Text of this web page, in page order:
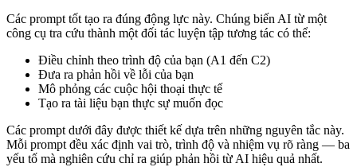
Các prompt tốt tạo ra đúng động lực này. Chúng biến AI từ một
công cụ tra cứu thành một đối tác luyện tập tương tác có thể:
Điều chỉnh theo trình độ của bạn (A1 đến C2)
Đưa ra phản hồi về lỗi của bạn
Mô phỏng các cuộc hội thoại thực tế
Tạo ra tài liệu bạn thực sự muốn đọc
Các prompt dưới đây được thiết kế dựa trên những nguyên tắc này.
Mỗi prompt đều xác định vai trò, trình độ và nhiệm vụ rõ ràng — ba
yếu tố mà nghiên cứu chỉ ra giúp phản hồi từ AI hiệu quả nhất.